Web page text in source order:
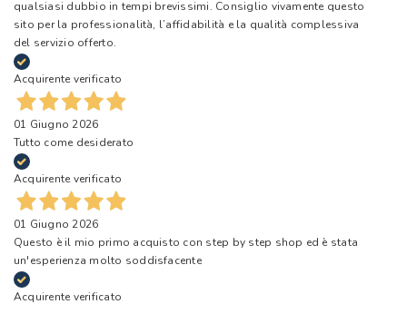
qualsiasi dubbio in tempi brevissimi. Consiglio vivamente questo
sito per la professionalità, l’affidabilità e la qualità complessiva
del servizio offerto.
Acquirente verificato
01 Giugno 2026
Tutto come desiderato
Acquirente verificato
01 Giugno 2026
Questo è il mio primo acquisto con step by step shop ed è stata
un'esperienza molto soddisfacente
Acquirente verificato